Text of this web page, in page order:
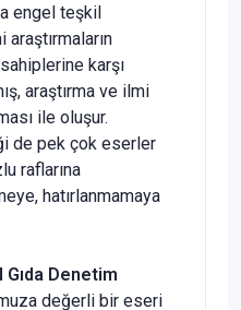
engel teşkil
karşı
araştırma ve ilmi
ile oluşur.
de pek çok eserler
raflarına
hatırlanmamaya
Gıda Denetim
değerli bir eseri